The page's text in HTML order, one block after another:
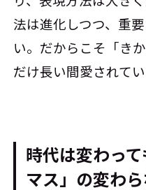
法は進化しつつ、重
い。だからこそ「き
だけ長い間愛されて
時代は変わっ
マス」の変わ